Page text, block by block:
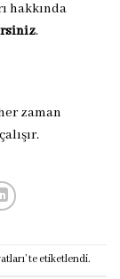
hakkında
.
zaman
’ te etiketlendi.